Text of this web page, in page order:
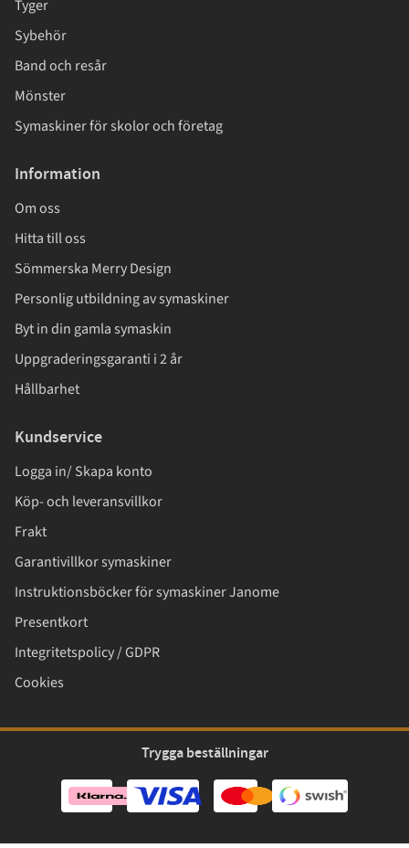
Tyger
Sybehör
Band och resår
Mönster
Symaskiner för skolor och företag
Information
Om oss
Hitta till oss
Sömmerska Merry Design
Personlig utbildning av symaskiner
Byt in din gamla symaskin
Uppgraderingsgaranti i 2 år
Hållbarhet
Kundservice
Logga in/ Skapa konto
Köp- och leveransvillkor
Frakt
Garantivillkor symaskiner
Instruktionsböcker för symaskiner Janome
Presentkort
Integritetspolicy / GDPR
Cookies
Trygga beställningar